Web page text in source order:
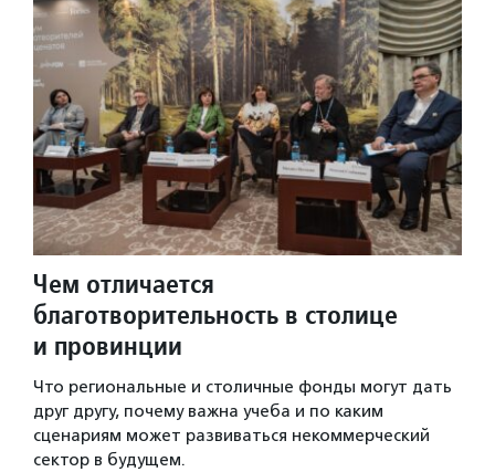
Чем отличается
благотворительность в столице
и провинции
Что региональные и столичные фонды могут дать
друг другу, почему важна учеба и по каким
сценариям может развиваться некоммерческий
сектор в будущем.